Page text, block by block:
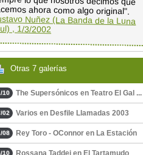
ahora como algo original".
Nuñez (La Banda de la Luna
, 1/3/2002
Otras 7 galerías
10 The Supersónicos en Teatro El Gal ...
02 Varios en Desfile Llamadas 2003
08 Rey Toro - OConnor en La Estación
10 Rossana Taddei en El Tartamudo